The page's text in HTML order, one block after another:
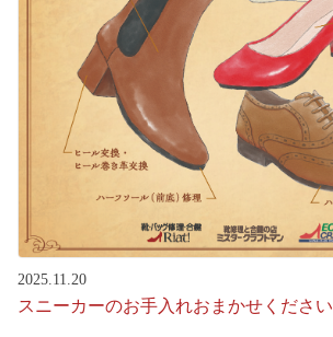
2025.11.20
スニーカーのお手入れおまかせください